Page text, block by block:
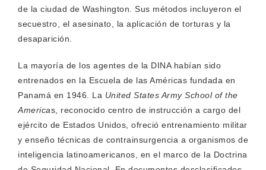
de la ciudad de Washington. Sus métodos incluyeron el
secuestro, el asesinato, la aplicación de torturas y la
desaparición.
La mayoría de los agentes de la DINA habían sido
entrenados en la Escuela de las Américas fundada en
Panamá en 1946. La United States Army School of the
Americas, reconocido centro de instrucción a cargo del
ejército de Estados Unidos, ofreció entrenamiento militar
y enseño técnicas de contrainsurgencia a organismos de
inteligencia latinoamericanos, en el marco de la Doctrina